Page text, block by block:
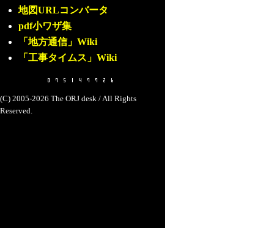
地図URLコンバータ
pdf小ワザ集
「地方通信」Wiki
「工事タイムス」Wiki
(C) 2005-2026 The ORJ desk / All Rights
Reserved.